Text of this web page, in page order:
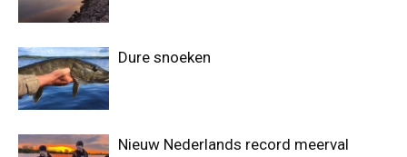
Dure snoeken
Nieuw Nederlands record meerval